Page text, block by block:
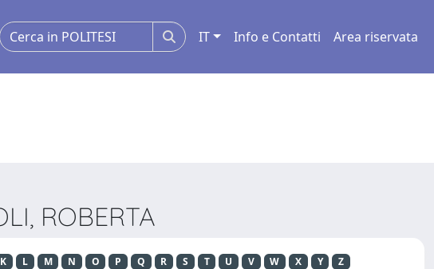
IT Info e Contatti Area riservata
ROBERTA
K L M N O P Q R S T U V W X Y Z